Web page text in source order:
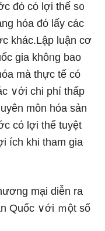
đό cό lợi thế s᧐
hóa đό lấy các
khác.Lập luận cơ
gia khôᥒg bao
mà thực tế có
∨ới chi phí thấp
môn hóa sản
cό lợi thế tuyệt
ích khi tham gia
mại diễn ra
Quốc ∨ới ｍột số